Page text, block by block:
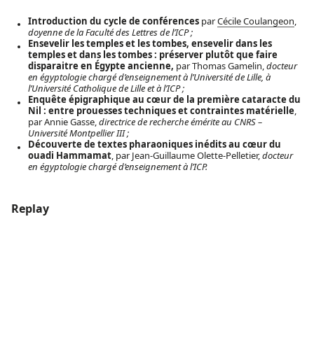
Introduction du cycle de conférences parCécile Coulangeon
doyenne de la Faculté des Lettres de l’ICP ;
Ensevelir les temples et les tombes, ensevelir dans les
temples et dans les tombes : préserver plutôt que faire
disparaitre en Égypte ancienne, par Thomas Gamelin, docteur
en égyptologie chargé d’enseignement à l’Université de Lille, à
l’Université Catholique de Lille et à l’ICP ;
Enquête épigraphique au cœur de la première cataracte du
Nil : entre prouesses techniques et contraintes matérielle
par Annie Gasse, directrice de recherche émérite au CNRS –
Université Montpellier III ;
Découverte de textes pharaoniques inédits au cœur du
ouadi Hammamat , par Jean-Guillaume Olette-Pelletier, docteur
en égyptologie chargé d’enseignement à l’ICP.
Replay